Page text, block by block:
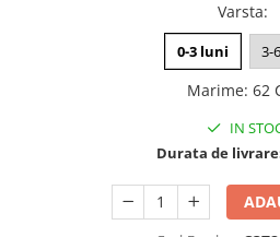
Varsta:
0-3 luni 3-
Marime: 62
IN
Durata de